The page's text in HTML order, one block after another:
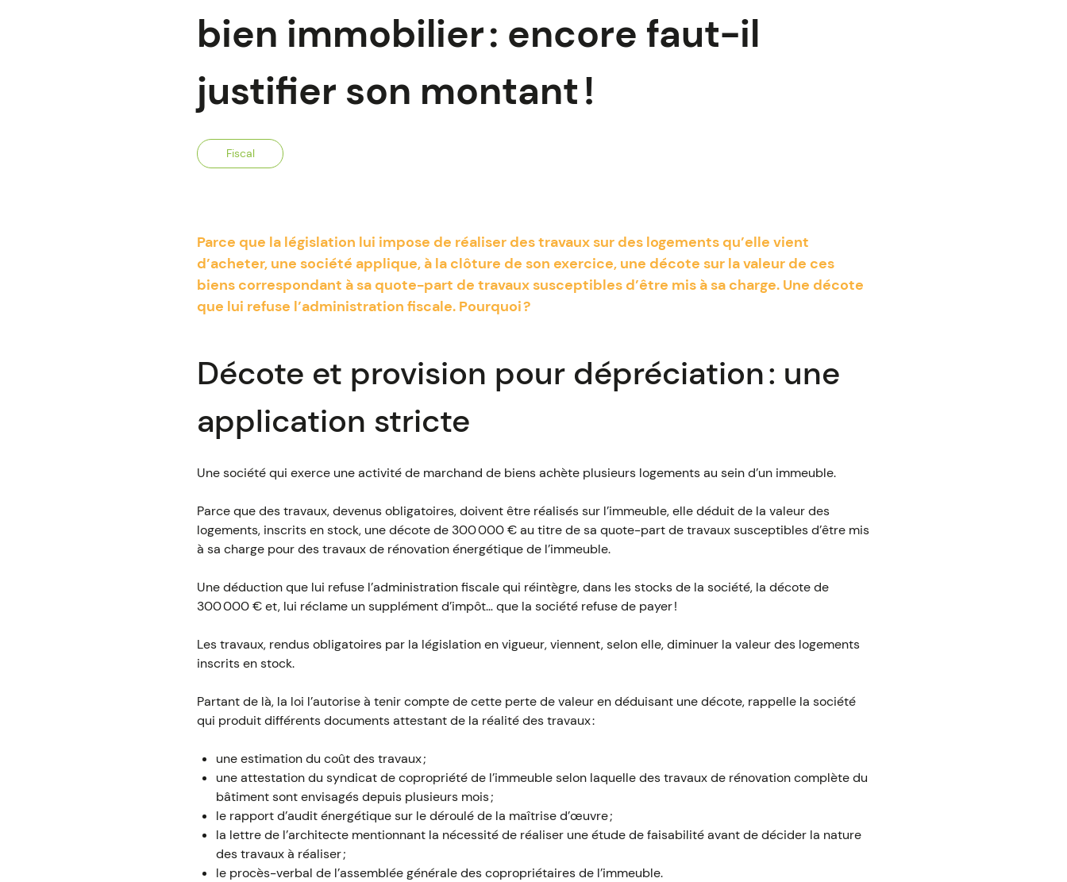
bien immobilier : encore faut-il
justifier son montant !
Fiscal
Parce que la législation lui impose de réaliser des travaux sur des logements qu’elle vient
d’acheter, une société applique, à la clôture de son exercice, une décote sur la valeur de ces
biens correspondant à sa quote-part de travaux susceptibles d’être mis à sa charge. Une décote
que lui refuse l’administration fiscale. Pourquoi ?
Décote et provision pour dépréciation : une
application stricte
Une société qui exerce une activité de marchand de biens achète plusieurs logements au sein d’un immeuble.
Parce que des travaux, devenus obligatoires, doivent être réalisés sur l’immeuble, elle déduit de la valeur des
logements, inscrits en stock, une décote de 300 000 € au titre de sa quote-part de travaux susceptibles d’être mis
à sa charge pour des travaux de rénovation énergétique de l’immeuble.
Une déduction que lui refuse l’administration fiscale qui réintègre, dans les stocks de la société, la décote de
300 000 € et, lui réclame un supplément d’impôt… que la société refuse de payer !
Les travaux, rendus obligatoires par la législation en vigueur, viennent, selon elle, diminuer la valeur des logements
inscrits en stock.
Partant de là, la loi l’autorise à tenir compte de cette perte de valeur en déduisant une décote, rappelle la société
qui produit différents documents attestant de la réalité des travaux :
une estimation du coût des travaux ;
une attestation du syndicat de copropriété de l’immeuble selon laquelle des travaux de rénovation complète du
bâtiment sont envisagés depuis plusieurs mois ;
le rapport d’audit énergétique sur le déroulé de la maîtrise d’œuvre ;
la lettre de l’architecte mentionnant la nécessité de réaliser une étude de faisabilité avant de décider la nature
des travaux à réaliser ;
le procès-verbal de l’assemblée générale des copropriétaires de l’immeuble.